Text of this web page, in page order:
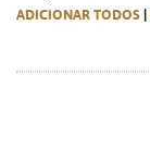
ADICIONAR TODOS